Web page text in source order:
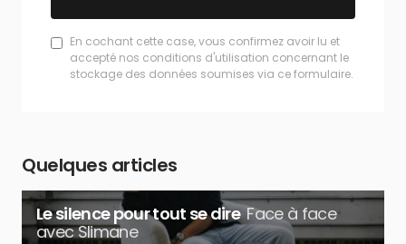
En cochant cette case, vous confirmez avoir lu et
accepté nos conditions d'utilisation concernant le
stockage des données soumises via ce formulaire.
Quelques articles
Le silence pour tout se dire Face à face
avec Slimane